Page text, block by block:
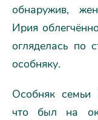
обнаружив,
Ирия
огляделась по
особняку.
Особняк семьи
что был на